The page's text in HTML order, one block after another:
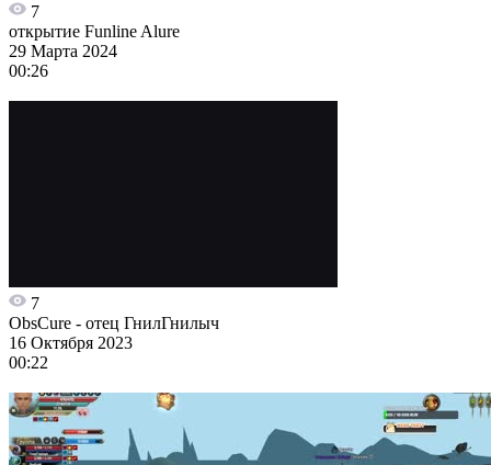
7
открытие Funline Alure
29 Марта 2024
00:26
7
ObsCure - отец ГнилГнилыч
16 Октября 2023
00:22